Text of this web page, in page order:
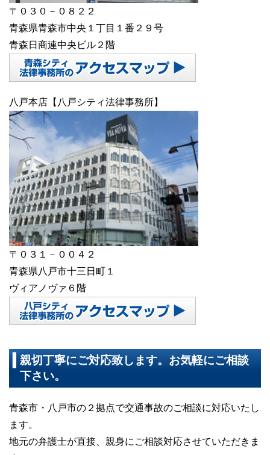
〒０３０－０８２２
青森県青森市中央１丁目１番２９号
青森日商連中央ビル２階
八戸本店【八戸シティ法律事務所】
〒０３１－００４２
青森県八戸市十三日町１
ヴィアノヴァ６階
親切丁寧にご対応致します。お気軽にご相談
下さい。
青森市・八戸市の２拠点で交通事故のご相談に対応いたし
ます。
地元の弁護士が直接、親身にご相談対応させていただきま